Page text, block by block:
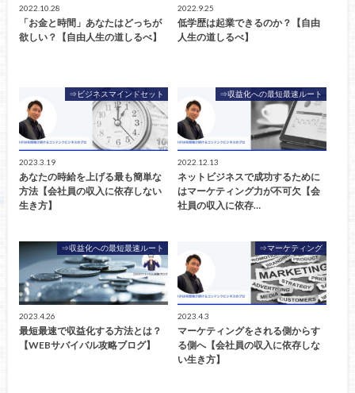
2022.10.28
「お金と時間」あなたはどっちが
欲しい？【自由人生の道しるべ】
2022.9.25
低学歴は起業できるのか？【自由
人生の道しるべ】
⇒ビジネスマインドセット
2023.3.19
あなたの時給を上げる最も簡単な
方法【会社員の収入に依存しない
生き方】
⇒収益化への最短最速ルート
2022.12.13
ネットビジネスで成功するために
はマーケティング力が不可欠【会
社員の収入に依存…
⇒収益化への最短最速ルート
2023.4.26
最短最速で収益化する方法とは？
【WEBサバイバル攻略ブログ】
⇒マーケティング
2023.4.3
マーケティングをされる側からす
る側へ【会社員の収入に依存しな
い生き方】